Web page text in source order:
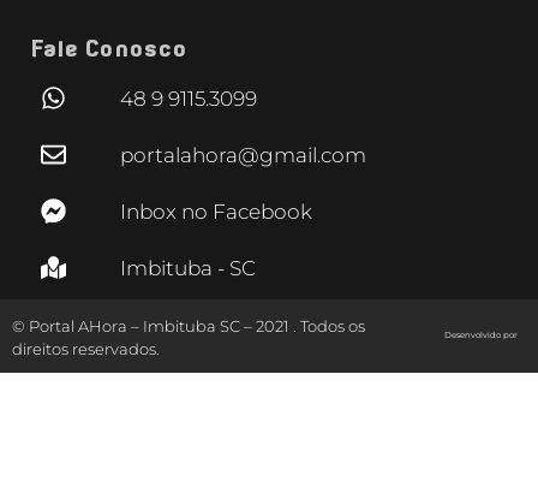
Fale Conosco
48 9 9115.3099
portalahora@gmail.com
Inbox no Facebook
Imbituba - SC
© Portal AHora – Imbituba SC – 2021 . Todos os
direitos reservados.
Desenvolvido por